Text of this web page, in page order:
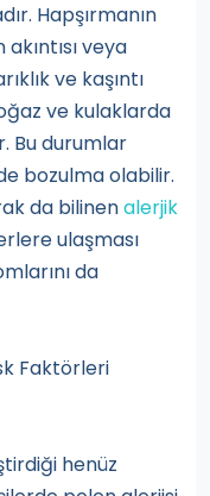
Hapşırmanın
akıntısı veya
ve kaşıntı
ve kulaklarda
Bu durumlar
bozulma olabilir.
da bilinenalerjik
ulaşması
da
Faktörleri
henüz